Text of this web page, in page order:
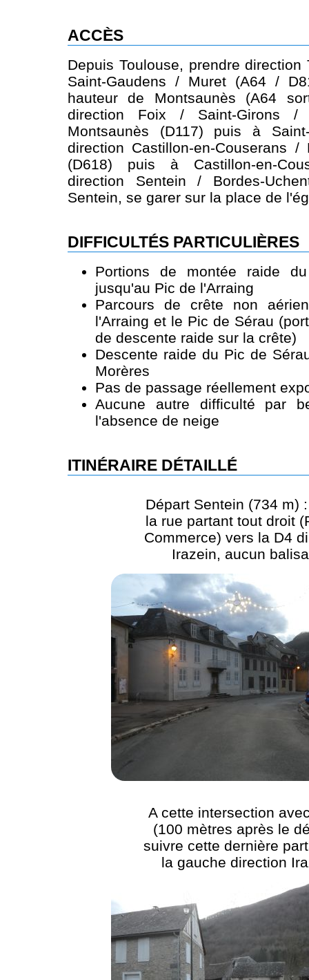
ACCÈS
Depuis Toulouse, prendre direction
Saint-Gaudens / Muret (A64 /
hauteur de Montsaunès (A64
direction Foix / Saint-Girons /
Montsaunès (D117) puis à
direction Castillon-en-Couserans
(D618) puis à Castillon-en-
direction Sentein / Bordes-
Sentein, se garer sur la place de
DIFFICULTÉS PARTICULIÈRES
Portions de montée raide
jusqu'au Pic de l'Arraing
Parcours de crête non
l'Arraing et le Pic de Sérau
de descente raide sur la crête)
Descente raide du Pic de
Morères
Pas de passage réellement
Aucune autre difficulté par
l'absence de neige
ITINÉRAIRE DÉTAILLÉ
Départ Sentein (734 m)
la rue partant tout droit
Commerce) vers la D4
Irazein, aucun
A cette intersection
(100 mètres après le
suivre cette dernière
la gauche direction